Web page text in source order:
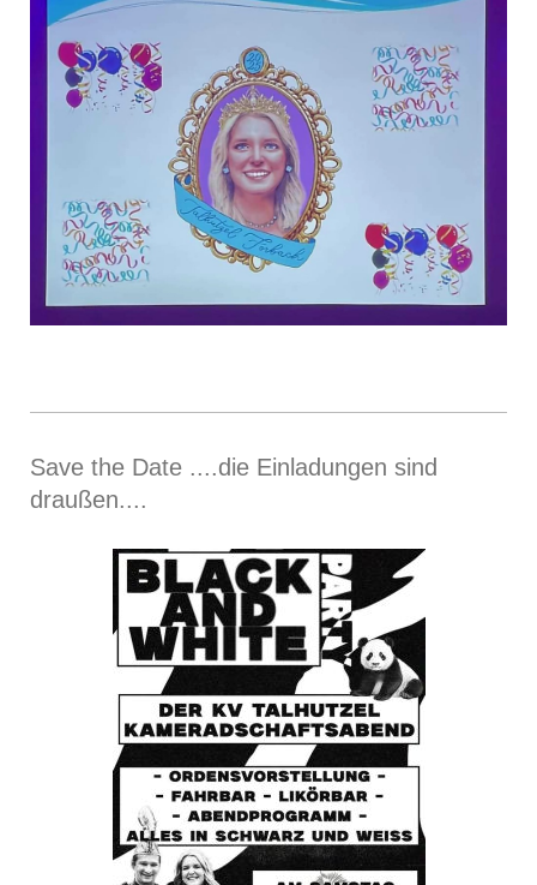
Save the Date ....die Einladungen sind
draußen....